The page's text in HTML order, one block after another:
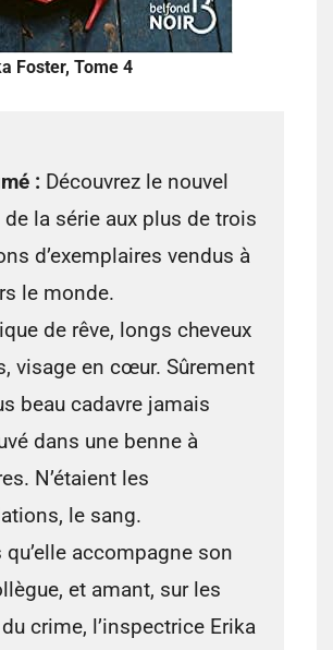
Foster, Tome 4
: Découvrez le nouvel
la série aux plus de trois
d’exemplaires vendus à
le monde.
de rêve, longs cheveux
visage en cœur. Sûrement
beau cadavre jamais
dans une benne à
N’étaient les
le sang.
qu’elle accompagne son
et amant, sur les
crime, l’inspectrice Erika